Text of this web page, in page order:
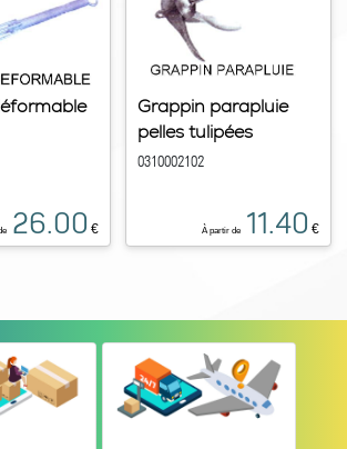
26.00 €
Grappin parapluie
pelles tulipées
0310002102
À partir de 11.40 €